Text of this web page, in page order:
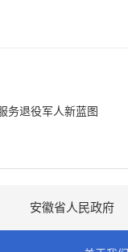
务退役军人新蓝图
安徽省人民政府